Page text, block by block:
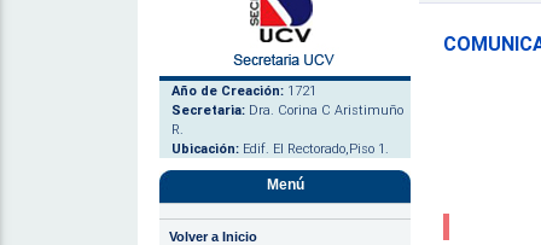
Año de Creación: 1721
Secretaria: Dra. Corina C Aristimuño
R.
Ubicación: Edif. El Rectorado,Piso 1.
Menú
Volver a Inicio